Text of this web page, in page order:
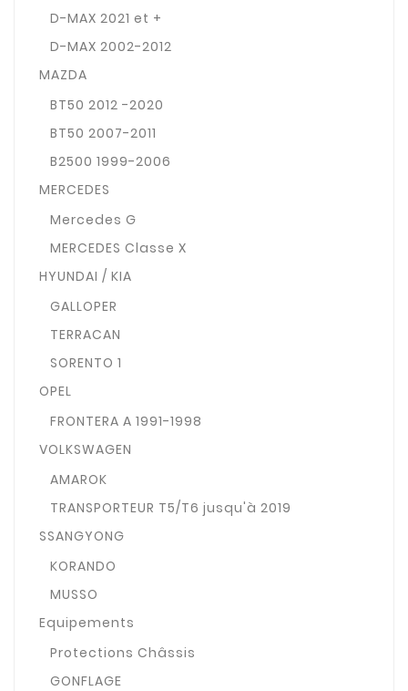
D-MAX 2021 et +
D-MAX 2002-2012
MAZDA
BT50 2012 -2020
BT50 2007-2011
B2500 1999-2006
MERCEDES
Mercedes G
MERCEDES Classe X
HYUNDAI / KIA
GALLOPER
TERRACAN
SORENTO 1
OPEL
FRONTERA A 1991-1998
VOLKSWAGEN
AMAROK
TRANSPORTEUR T5/T6 jusqu'à 2019
SSANGYONG
KORANDO
MUSSO
Equipements
Protections Châssis
GONFLAGE